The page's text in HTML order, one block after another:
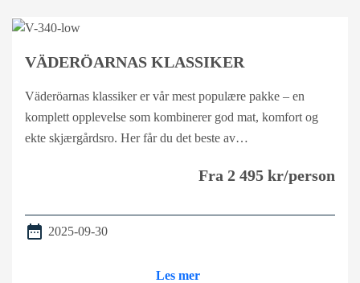
VÄDERÖARNAS KLASSIKER
Väderöarnas klassiker er vår mest populære pakke – en
komplett opplevelse som kombinerer god mat, komfort og
ekte skjærgårdsro. Her får du det beste av…
Fra 2 495 kr/person
date_range 2025-09-30
Les mer